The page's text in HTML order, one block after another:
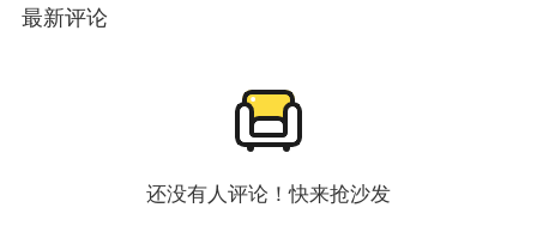
最新评论
还没有人评论！快来抢沙发